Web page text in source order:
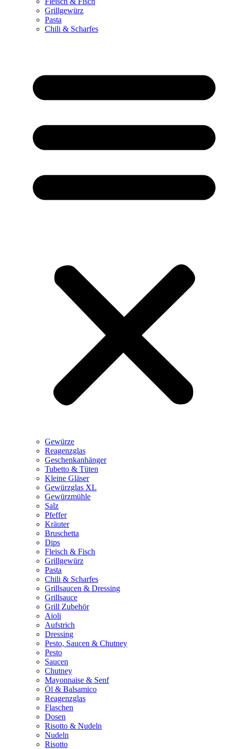
Grillgewürz
Pasta
Chili & Scharfes
Gewürze
Reagenzglas
Geschenkanhänger
Tubetto & Tüten
Kleine Gläser
Gewürzglas XL
Gewürzmühle
Salz
Pfeffer
Kräuter
Bruschetta
Dips
Fleisch & Fisch
Grillgewürz
Pasta
Chili & Scharfes
Grillsaucen & Dressing
Grillsauce
Grill Zubehör
Aioli
Aufstrich
Dressing
Pesto, Saucen & Chutney
Pesto
Saucen
Chutney
Mayonnaise & Senf
Öl & Balsamico
Reagenzglas
Flaschen
Dosen
Risotto & Nudeln
Nudeln
Risotto